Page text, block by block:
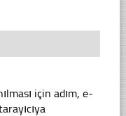
için adım, e-